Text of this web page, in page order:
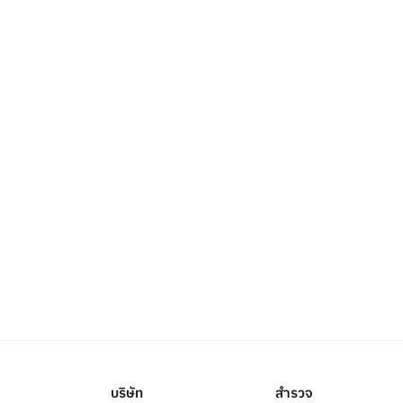
บริษัท สำรวจ